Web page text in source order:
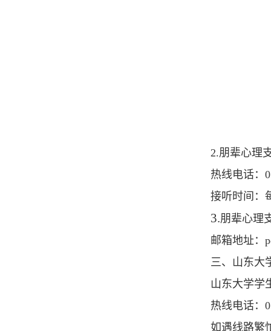
2.朋辈心理
热线电话：
接听时间：
3.朋辈心理
邮箱地址：
三、山东大
山东大学学
热线电话：
如遇线路繁